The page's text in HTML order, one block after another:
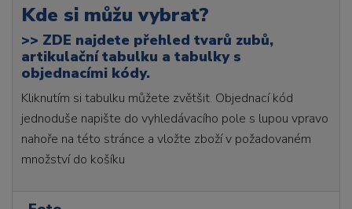
Kde si můžu vybrat?
>> ZDE najdete přehled tvarů zubů,
artikulační tabulku a tabulky s
objednacími kódy.
Kliknutím si tabulku můžete zvětšit. Objednací kód
jednoduše napište do vyhledávacího pole s lupou vpravo
nahoře na této stránce a vložte zboží v požadovaném
množství do košíku